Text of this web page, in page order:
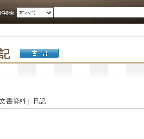
文書資料］日記